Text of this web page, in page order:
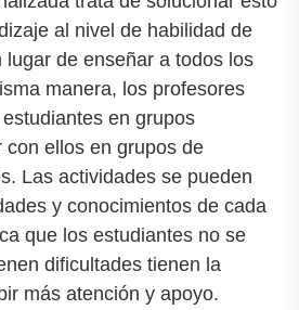
al nivel de habilidad de
de enseñar a todos los
manera, los profesores
en grupos
con ellos en grupos de
Las actividades se pueden
y conocimientos de cada
que los estudiantes no se
dificultades tienen la
más atención y apoyo.